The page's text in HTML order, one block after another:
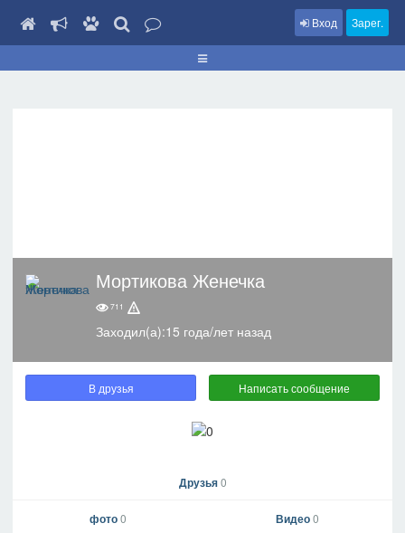
Вход Зарег.
Мортикова Женечка
711
Заходил(а):15 года/лет назад
В друзья Написать сообщение
Друзья0
фото0 Видео0